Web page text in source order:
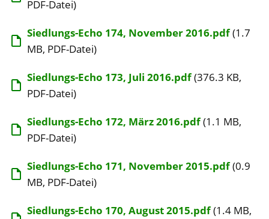
PDF-Datei)
Siedlungs-Echo 174, November 2016.pdf(1.7
MB, PDF-Datei)
Siedlungs-Echo 173, Juli 2016.pdf(376.3 KB,
PDF-Datei)
Siedlungs-Echo 172, März 2016.pdf(1.1 MB,
PDF-Datei)
Siedlungs-Echo 171, November 2015.pdf(0.9
MB, PDF-Datei)
Siedlungs-Echo 170, August 2015.pdf(1.4 MB,